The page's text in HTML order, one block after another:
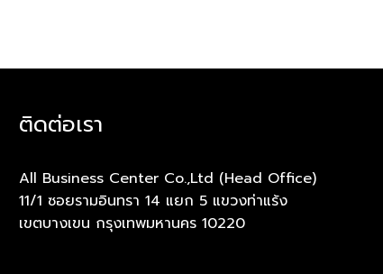
ติดต่อเรา
All Business Center Co.,Ltd (Head Office)
11/1 ซอยรามอินทรา 14 แยก 5 แขวงท่าแร้ง
เขตบางเขน กรุงเทพมหานคร 10220